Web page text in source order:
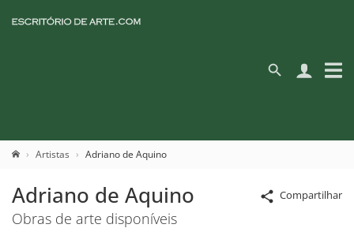
Artistas Adriano de Aquino
Compartilhar
Adriano de Aquino
Obras de arte disponíveis